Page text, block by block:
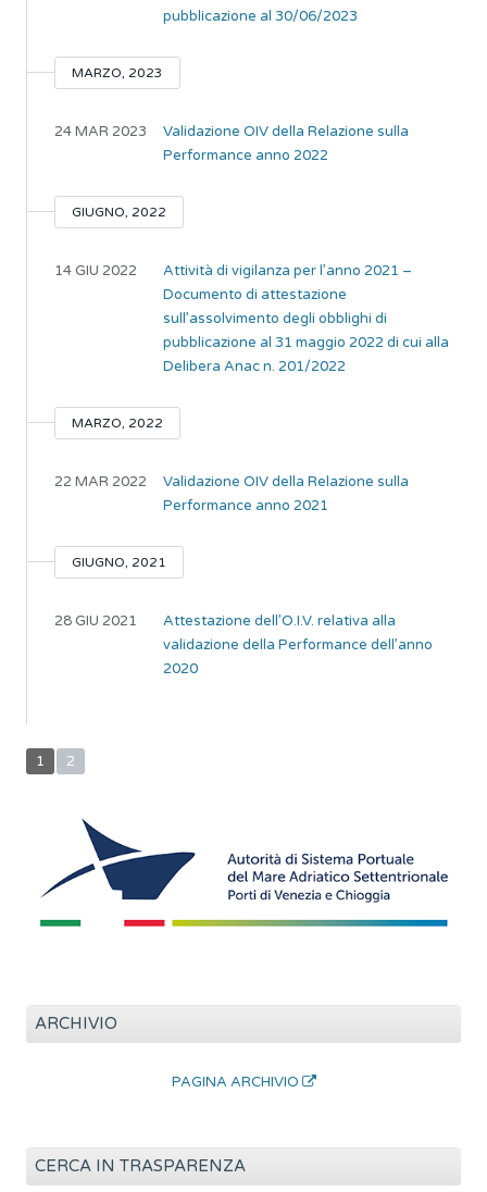
pubblicazione al 30/06/2023
MARZO, 2023
24 MAR 2023
Validazione OIV della Relazione sulla
Performance anno 2022
GIUGNO, 2022
14 GIU 2022
Attività di vigilanza per l’anno 2021 –
Documento di attestazione
sull’assolvimento degli obblighi di
pubblicazione al 31 maggio 2022 di cui alla
Delibera Anac n. 201/2022
MARZO, 2022
22 MAR 2022
Validazione OIV della Relazione sulla
Performance anno 2021
GIUGNO, 2021
28 GIU 2021
Attestazione dell’O.I.V. relativa alla
validazione della Performance dell’anno
2020
1 2
ARCHIVIO
PAGINA ARCHIVIO
CERCA IN TRASPARENZA